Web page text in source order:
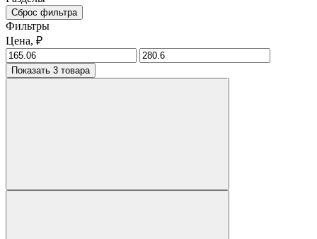
Сброс фильтра
Фильтры
Цена, ₽
Показать 3 товара